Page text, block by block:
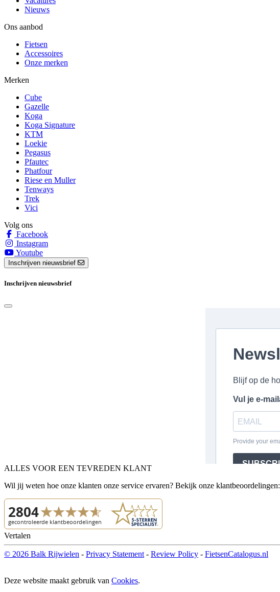
Nieuws
Ons aanbod
Fietsen
Accessoires
Onze merken
Merken
Cube
Gazelle
Koga
Koga Signature
KTM
Loekie
Pegasus
Pfautec
Phatfour
Riese en Muller
Tenways
Trek
Vici
Volg ons
Facebook
Instagram
Youtube
Inschrijven nieuwsbrief
Inschrijven nieuwsbrief
ALLES VOOR EEN TEVREDEN KLANT
Wil jij weten hoe onze klanten onze service ervaren? Bekijk onze klantbeoordelingen:
Vertalen
© 2026 Balk Rijwielen - Privacy Statement - Review Policy - FietsenCatalogus.nl
Deze website maakt gebruik van Cookies.